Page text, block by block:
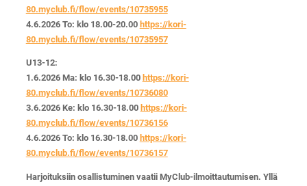
80.myclub.fi/flow/events/10735955
4.6.2026 To: klo 18.00-20.00 https://kori-
80.myclub.fi/flow/events/10735957
U13-12:
1.6.2026 Ma: klo 16.30-18.00 https://kori-
80.myclub.fi/flow/events/10736080
3.6.2026 Ke: klo 16.30-18.00 https://kori-
80.myclub.fi/flow/events/10736156
4.6.2026 To: klo 16.30-18.00 https://kori-
80.myclub.fi/flow/events/10736157
Harjoituksiin osallistuminen vaatii MyClub-ilmoittautumisen. Yllä